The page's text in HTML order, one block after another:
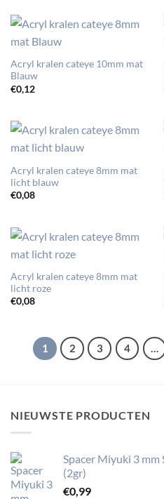
Acryl kralen cateye 10mm mat
Blauw
€0,12
Acryl kralen cateye 8mm mat
licht blauw
€0,08
Acryl kralen cateye 8mm mat
licht roze
€0,08
1 2 3 4 …
NIEUWSTE PRODUCTEN
Spacer Miyuki 3
(2gr)
€0,99